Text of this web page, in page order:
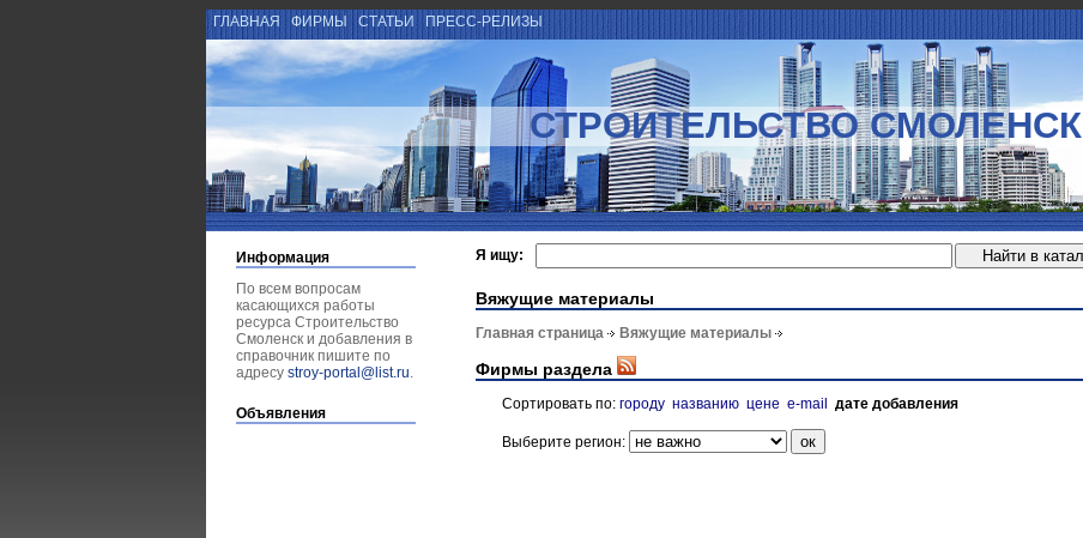
ГЛАВНАЯ ФИРМЫ СТАТЬИ ПРЕСС-РЕЛИЗЫ
СТРОИТЕЛЬСТВО СМОЛЕНСК
Информация
По всем вопросам
касающихся работы
ресурса Строительство
Смоленск и добавления в
справочник пишите по
адресу stroy-portal@list.ru.
Объявления
Я ищу:
Вяжущие материалы
Главная страница Вяжущие материалы
Фирмы раздела
Сортировать по: городу названию цене e-mail дате добавления
Выберите регион: